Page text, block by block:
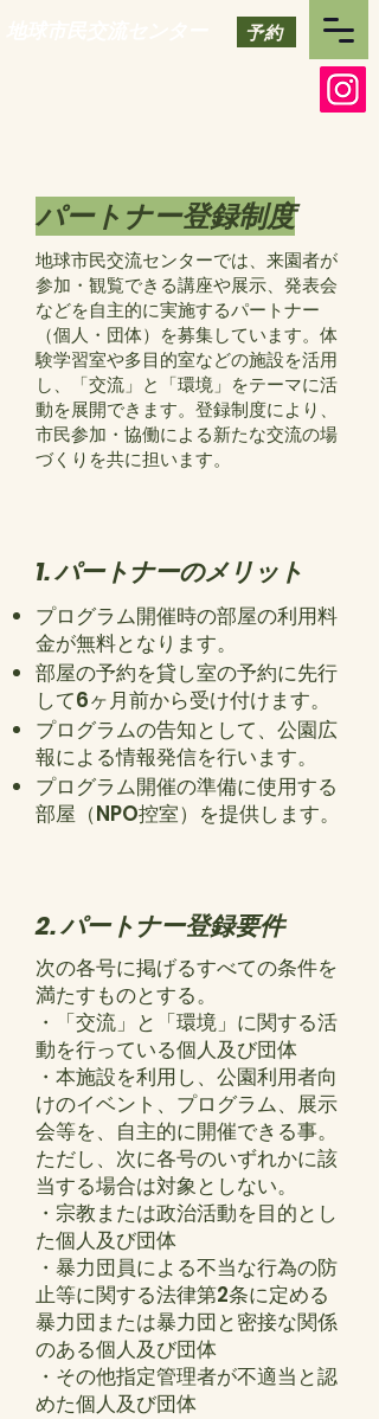
予約
パートナー登録制度
地球市民交流センターでは、来園者が
参加・観覧できる講座や展示、発表会
などを自主的に実施するパートナー
（個人・団体）を募集しています。体
験学習室や多目的室などの施設を活用
し、「交流」と「環境」をテーマに活
動を展開できます。登録制度により、
市民参加・協働による新たな交流の場
づくりを共に担います。
1. パートナーのメリット
プログラム開催時の部屋の利用料
金が無料となります。
部屋の予約を貸し室の予約に先行
して6ヶ月前から受け付けます。
プログラムの告知として、公園広
報による情報発信を行います。
プログラム開催の準備に使用する
部屋（NPO控室）を提供します。
2. パートナー登録要件
次の各号に掲げるすべての条件を
満たすものとする。
・「交流」と「環境」に関する活
動を行っている個人及び団体
・本施設を利用し、公園利用者向
けのイベント、プログラム、展示
会等を、自主的に開催できる事。
ただし、次に各号のいずれかに該
当する場合は対象としない。
・宗教または政治活動を目的とし
た個人及び団体
・暴力団員による不当な行為の防
止等に関する法律第2条に定める
暴力団または暴力団と密接な関係
のある個人及び団体
・その他指定管理者が不適当と認
めた個人及び団体